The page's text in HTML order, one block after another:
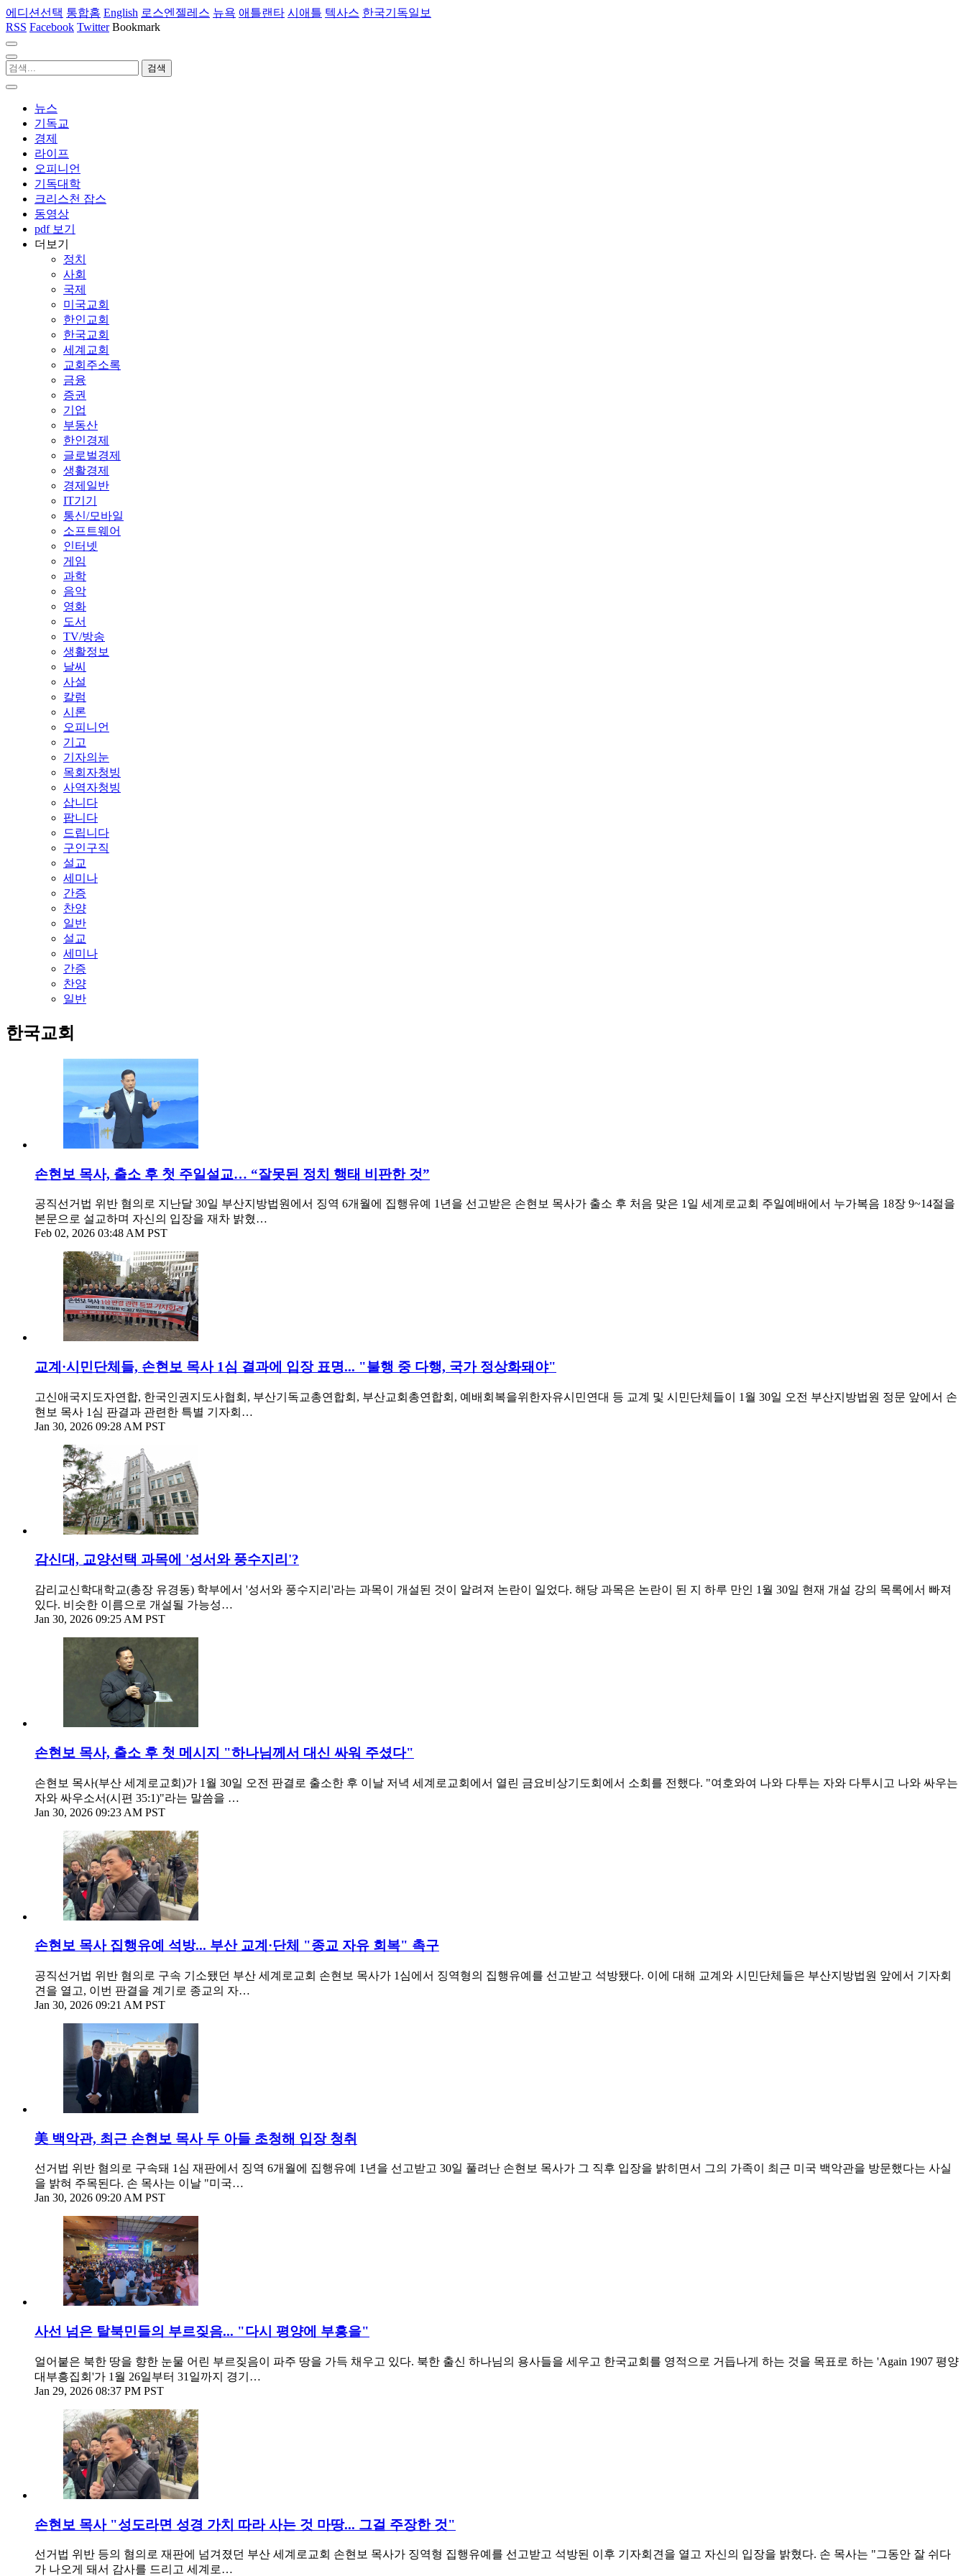
에디션선택 통합홈 English 로스엔젤레스 뉴욕 애틀랜타 시애틀 텍사스 한국기독일보
RSS Facebook Twitter Bookmark
뉴스
기독교
경제
라이프
오피니언
기독대학
크리스천 잡스
동영상
pdf 보기
더보기
정치
사회
국제
미국교회
한인교회
한국교회
세계교회
교회주소록
금융
증권
기업
부동산
한인경제
글로벌경제
생활경제
경제일반
IT기기
통신/모바일
소프트웨어
인터넷
게임
과학
음악
영화
도서
TV/방송
생활정보
날씨
사설
칼럼
시론
오피니언
기고
기자의눈
목회자청빙
사역자청빙
삽니다
팝니다
드립니다
구인구직
설교
세미나
간증
찬양
일반
설교
세미나
간증
찬양
일반
한국교회
손현보 목사, 출소 후 첫 주일설교… “잘못된 정치 행태 비판한 것”
공직선거법 위반 혐의로 지난달 30일 부산지방법원에서 징역 6개월에 집행유예 1년을 선고받은 손현보 목사가 출소 후 처음 맞은 1일 세계로교회 주일예배에서 누가복음 18장 9~14절을
본문으로 설교하며 자신의 입장을 재차 밝혔…
Feb 02, 2026 03:48 AM PST
교계·시민단체들, 손현보 목사 1심 결과에 입장 표명... "불행 중 다행, 국가 정상화돼야"
고신애국지도자연합, 한국인권지도사협회, 부산기독교총연합회, 부산교회총연합회, 예배회복을위한자유시민연대 등 교계 및 시민단체들이 1월 30일 오전 부산지방법원 정문 앞에서 손
현보 목사 1심 판결과 관련한 특별 기자회…
Jan 30, 2026 09:28 AM PST
감신대, 교양선택 과목에 '성서와 풍수지리'?
감리교신학대학교(총장 유경동) 학부에서 '성서와 풍수지리'라는 과목이 개설된 것이 알려져 논란이 일었다. 해당 과목은 논란이 된 지 하루 만인 1월 30일 현재 개설 강의 목록에서 빠져
있다. 비슷한 이름으로 개설될 가능성…
Jan 30, 2026 09:25 AM PST
손현보 목사, 출소 후 첫 메시지 "하나님께서 대신 싸워 주셨다"
손현보 목사(부산 세계로교회)가 1월 30일 오전 판결로 출소한 후 이날 저녁 세계로교회에서 열린 금요비상기도회에서 소회를 전했다. "여호와여 나와 다투는 자와 다투시고 나와 싸우는
자와 싸우소서(시편 35:1)"라는 말씀을 …
Jan 30, 2026 09:23 AM PST
손현보 목사 집행유예 석방... 부산 교계·단체 "종교 자유 회복" 촉구
공직선거법 위반 혐의로 구속 기소됐던 부산 세계로교회 손현보 목사가 1심에서 징역형의 집행유예를 선고받고 석방됐다. 이에 대해 교계와 시민단체들은 부산지방법원 앞에서 기자회
견을 열고, 이번 판결을 계기로 종교의 자…
Jan 30, 2026 09:21 AM PST
美 백악관, 최근 손현보 목사 두 아들 초청해 입장 청취
선거법 위반 혐의로 구속돼 1심 재판에서 징역 6개월에 집행유예 1년을 선고받고 30일 풀려난 손현보 목사가 그 직후 입장을 밝히면서 그의 가족이 최근 미국 백악관을 방문했다는 사실
을 밝혀 주목된다. 손 목사는 이날 "미국…
Jan 30, 2026 09:20 AM PST
사선 넘은 탈북민들의 부르짖음... "다시 평양에 부흥을"
얼어붙은 북한 땅을 향한 눈물 어린 부르짖음이 파주 땅을 가득 채우고 있다. 북한 출신 하나님의 용사들을 세우고 한국교회를 영적으로 거듭나게 하는 것을 목표로 하는 'Again 1907 평양
대부흥집회'가 1월 26일부터 31일까지 경기…
Jan 29, 2026 08:37 PM PST
손현보 목사 "성도라면 성경 가치 따라 사는 것 마땅... 그걸 주장한 것"
선거법 위반 등의 혐의로 재판에 넘겨졌던 부산 세계로교회 손현보 목사가 징역형 집행유예를 선고받고 석방된 이후 기자회견을 열고 자신의 입장을 밝혔다. 손 목사는 "그동안 잘 쉬다
가 나오게 돼서 감사를 드리고 세계로…